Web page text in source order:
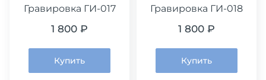
Гравировка ГИ-017
1 800 ₽
Купить
Гравировка ГИ-018
1 800 ₽
Купить